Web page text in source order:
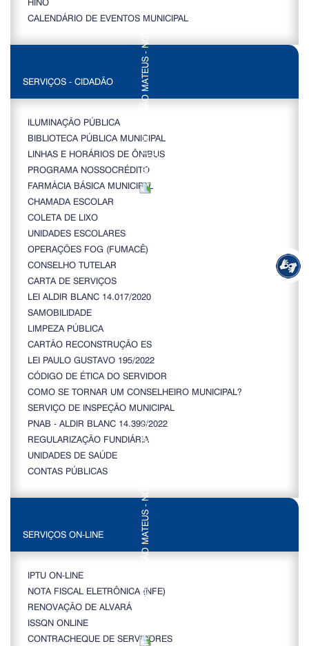
CALENDÁRIO DE EVENTOS MUNICIPAL
SERVIÇOS - CIDADÃO
ILUMINAÇÃO PÚBLICA
BIBLIOTECA PÚBLICA MUNICIPAL
LINHAS E HORÁRIOS DE ÔNIBUS
PROGRAMA NOSSOCRÉDITO
FARMÁCIA BÁSICA MUNICIPAL
CHAMADA ESCOLAR
COLETA DE LIXO
UNIDADES ESCOLARES
OPERAÇÕES FOG (FUMACÊ)
CONSELHO TUTELAR
CARTA DE SERVIÇOS
LEI ALDIR BLANC 14.017/2020
SAMOBILIDADE
LIMPEZA PÚBLICA
CARTÃO RECONSTRUÇÃO ES
LEI PAULO GUSTAVO 195/2022
CÓDIGO DE ÉTICA DO SERVIDOR
COMO SE TORNAR UM CONSELHEIRO MUNICIPAL?
SERVIÇO DE INSPEÇÃO MUNICIPAL
PNAB - ALDIR BLANC 14.399/2022
REGULARIZAÇÃO FUNDIÁRIA
UNIDADES DE SAÚDE
CONTAS PÚBLICAS
SERVIÇOS ON-LINE
IPTU ON-LINE
NOTA FISCAL ELETRÔNICA (NFE)
RENOVAÇÃO DE ALVARÁ
ISSQN ONLINE
CONTRACHEQUE DE SERVIDORES